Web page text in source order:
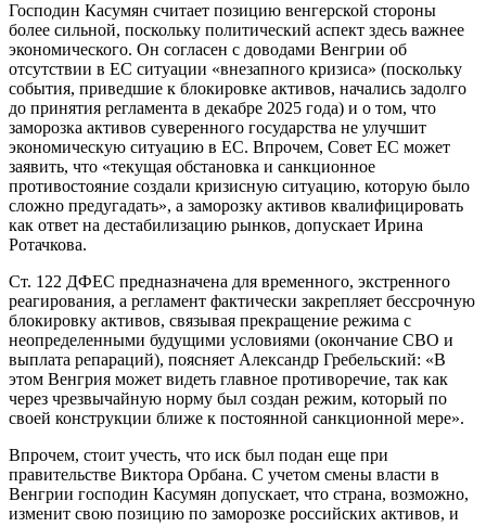
Господин Касумян считает позицию венгерской стороны
более сильной, поскольку политический аспект здесь важнее
экономического. Он согласен с доводами Венгрии об
отсутствии в ЕС ситуации «внезапного кризиса» (поскольку
события, приведшие к блокировке активов, начались задолго
до принятия регламента в декабре 2025 года) и о том, что
заморозка активов суверенного государства не улучшит
экономическую ситуацию в ЕС. Впрочем, Совет ЕС может
заявить, что «текущая обстановка и санкционное
противостояние создали кризисную ситуацию, которую было
сложно предугадать», а заморозку активов квалифицировать
как ответ на дестабилизацию рынков, допускает Ирина
Ротачкова.
Ст. 122 ДФЕС предназначена для временного, экстренного
реагирования, а регламент фактически закрепляет бессрочную
блокировку активов, связывая прекращение режима с
неопределенными будущими условиями (окончание СВО и
выплата репараций), поясняет Александр Гребельский: «В
этом Венгрия может видеть главное противоречие, так как
через чрезвычайную норму был создан режим, который по
своей конструкции ближе к постоянной санкционной мере».
Впрочем, стоит учесть, что иск был подан еще при
правительстве Виктора Орбана. С учетом смены власти в
Венгрии господин Касумян допускает, что страна, возможно,
изменит свою позицию по заморозке российских активов, и